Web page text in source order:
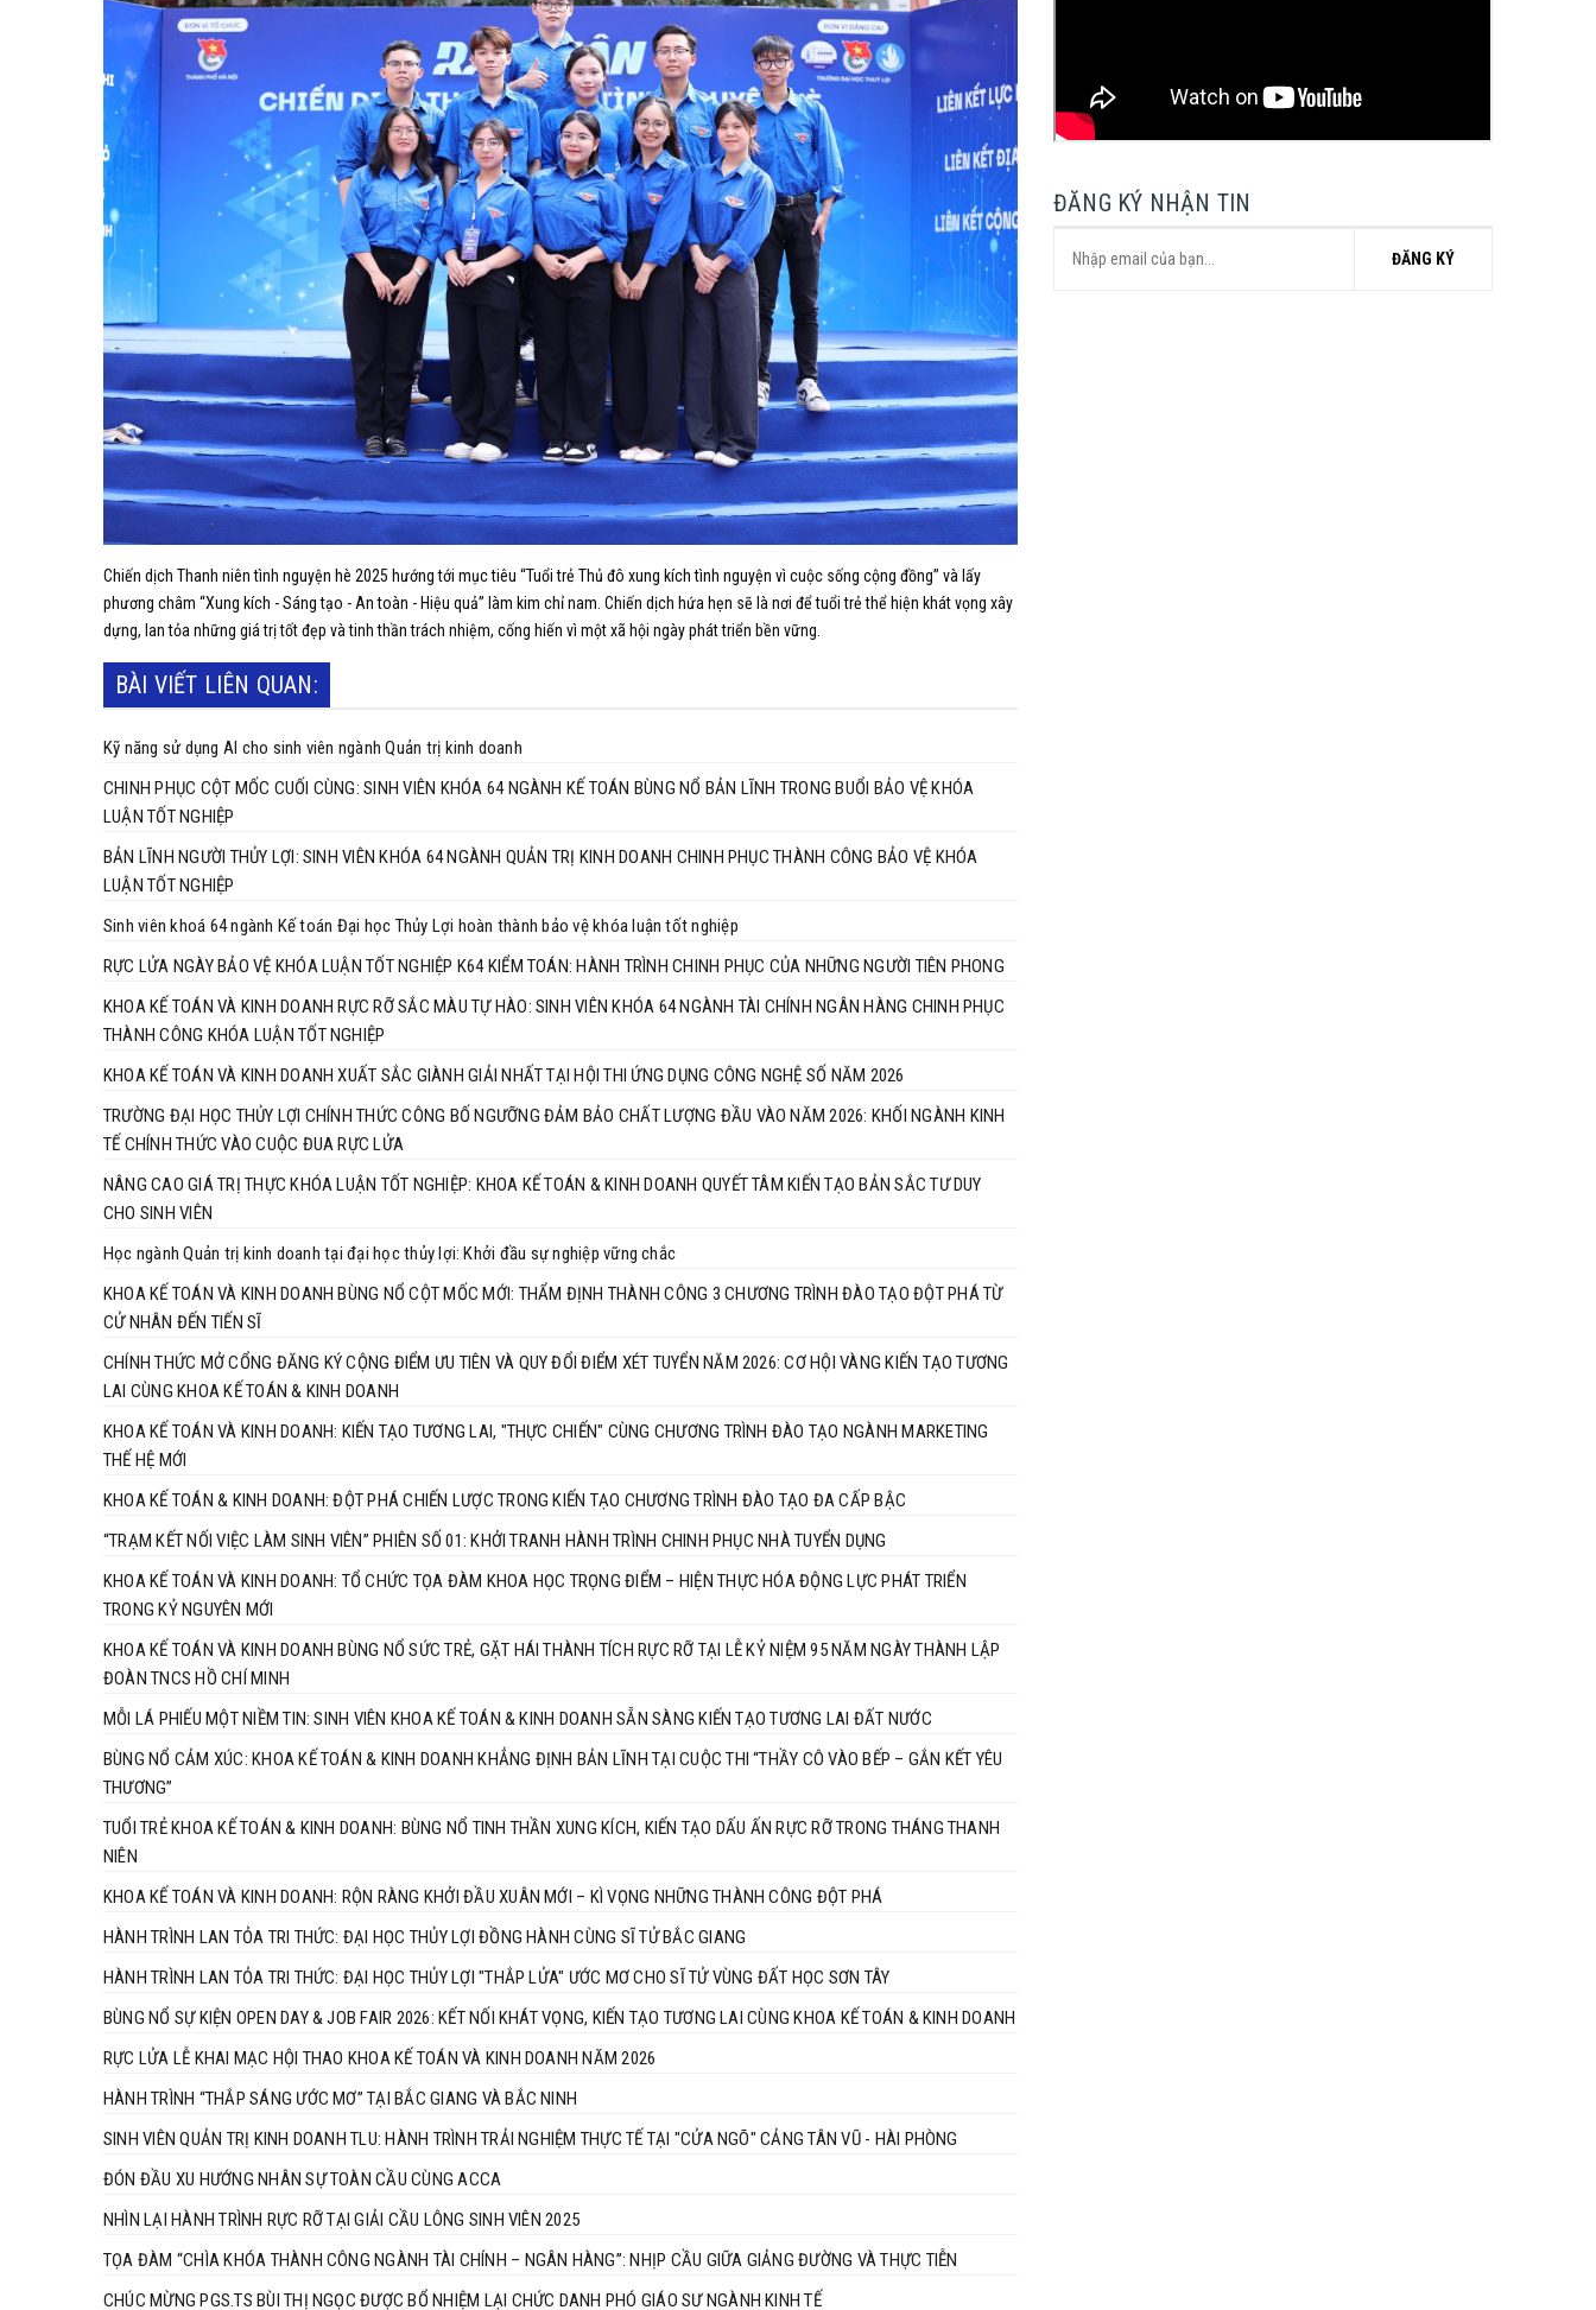
Chiến dịch Thanh niên tình nguyện hè 2025 hướng tới mục tiêu “Tuổi trẻ Thủ đô xung kích tình nguyện vì cuộc sống cộng đồng” và lấy
phương châm “Xung kích - Sáng tạo - An toàn - Hiệu quả” làm kim chỉ nam. Chiến dịch hứa hẹn sẽ là nơi để tuổi trẻ thể hiện khát vọng xây
dựng, lan tỏa những giá trị tốt đẹp và tinh thần trách nhiệm, cống hiến vì một xã hội ngày phát triển bền vững.
BÀI VIẾT LIÊN QUAN:
Kỹ năng sử dụng AI cho sinh viên ngành Quản trị kinh doanh
CHINH PHỤC CỘT MỐC CUỐI CÙNG: SINH VIÊN KHÓA 64 NGÀNH KẾ TOÁN BÙNG NỔ BẢN LĨNH TRONG BUỔI BẢO VỆ KHÓA
LUẬN TỐT NGHIỆP
BẢN LĨNH NGƯỜI THỦY LỢI: SINH VIÊN KHÓA 64 NGÀNH QUẢN TRỊ KINH DOANH CHINH PHỤC THÀNH CÔNG BẢO VỆ KHÓA
LUẬN TỐT NGHIỆP
Sinh viên khoá 64 ngành Kế toán Đại học Thủy Lợi hoàn thành bảo vệ khóa luận tốt nghiệp
RỰC LỬA NGÀY BẢO VỆ KHÓA LUẬN TỐT NGHIỆP K64 KIỂM TOÁN: HÀNH TRÌNH CHINH PHỤC CỦA NHỮNG NGƯỜI TIÊN PHONG
KHOA KẾ TOÁN VÀ KINH DOANH RỰC RỠ SẮC MÀU TỰ HÀO: SINH VIÊN KHÓA 64 NGÀNH TÀI CHÍNH NGÂN HÀNG CHINH PHỤC
THÀNH CÔNG KHÓA LUẬN TỐT NGHIỆP
KHOA KẾ TOÁN VÀ KINH DOANH XUẤT SẮC GIÀNH GIẢI NHẤT TẠI HỘI THI ỨNG DỤNG CÔNG NGHỆ SỐ NĂM 2026
TRƯỜNG ĐẠI HỌC THỦY LỢI CHÍNH THỨC CÔNG BỐ NGƯỠNG ĐẢM BẢO CHẤT LƯỢNG ĐẦU VÀO NĂM 2026: KHỐI NGÀNH KINH
TẾ CHÍNH THỨC VÀO CUỘC ĐUA RỰC LỬA
NÂNG CAO GIÁ TRỊ THỰC KHÓA LUẬN TỐT NGHIỆP: KHOA KẾ TOÁN & KINH DOANH QUYẾT TÂM KIẾN TẠO BẢN SẮC TƯ DUY
CHO SINH VIÊN
Học ngành Quản trị kinh doanh tại đại học thủy lợi: Khởi đầu sự nghiệp vững chắc
KHOA KẾ TOÁN VÀ KINH DOANH BÙNG NỔ CỘT MỐC MỚI: THẨM ĐỊNH THÀNH CÔNG 3 CHƯƠNG TRÌNH ĐÀO TẠO ĐỘT PHÁ TỪ
CỬ NHÂN ĐẾN TIẾN SĨ
CHÍNH THỨC MỞ CỔNG ĐĂNG KÝ CỘNG ĐIỂM ƯU TIÊN VÀ QUY ĐỔI ĐIỂM XÉT TUYỂN NĂM 2026: CƠ HỘI VÀNG KIẾN TẠO TƯƠNG
LAI CÙNG KHOA KẾ TOÁN & KINH DOANH
KHOA KẾ TOÁN VÀ KINH DOANH: KIẾN TẠO TƯƠNG LAI, "THỰC CHIẾN" CÙNG CHƯƠNG TRÌNH ĐÀO TẠO NGÀNH MARKETING
THẾ HỆ MỚI
KHOA KẾ TOÁN & KINH DOANH: ĐỘT PHÁ CHIẾN LƯỢC TRONG KIẾN TẠO CHƯƠNG TRÌNH ĐÀO TẠO ĐA CẤP BẬC
“TRẠM KẾT NỐI VIỆC LÀM SINH VIÊN” PHIÊN SỐ 01: KHỞI TRANH HÀNH TRÌNH CHINH PHỤC NHÀ TUYỂN DỤNG
KHOA KẾ TOÁN VÀ KINH DOANH: TỔ CHỨC TỌA ĐÀM KHOA HỌC TRỌNG ĐIỂM – HIỆN THỰC HÓA ĐỘNG LỰC PHÁT TRIỂN
TRONG KỶ NGUYÊN MỚI
KHOA KẾ TOÁN VÀ KINH DOANH BÙNG NỔ SỨC TRẺ, GẶT HÁI THÀNH TÍCH RỰC RỠ TẠI LỄ KỶ NIỆM 95 NĂM NGÀY THÀNH LẬP
ĐOÀN TNCS HỒ CHÍ MINH
MỖI LÁ PHIẾU MỘT NIỀM TIN: SINH VIÊN KHOA KẾ TOÁN & KINH DOANH SẴN SÀNG KIẾN TẠO TƯƠNG LAI ĐẤT NƯỚC
BÙNG NỔ CẢM XÚC: KHOA KẾ TOÁN & KINH DOANH KHẲNG ĐỊNH BẢN LĨNH TẠI CUỘC THI “THẦY CÔ VÀO BẾP – GẮN KẾT YÊU
THƯƠNG”
TUỔI TRẺ KHOA KẾ TOÁN & KINH DOANH: BÙNG NỔ TINH THẦN XUNG KÍCH, KIẾN TẠO DẤU ẤN RỰC RỠ TRONG THÁNG THANH
NIÊN
KHOA KẾ TOÁN VÀ KINH DOANH: RỘN RÀNG KHỞI ĐẦU XUÂN MỚI – KÌ VỌNG NHỮNG THÀNH CÔNG ĐỘT PHÁ
HÀNH TRÌNH LAN TỎA TRI THỨC: ĐẠI HỌC THỦY LỢI ĐỒNG HÀNH CÙNG SĨ TỬ BẮC GIANG
HÀNH TRÌNH LAN TỎA TRI THỨC: ĐẠI HỌC THỦY LỢI "THẮP LỬA" ƯỚC MƠ CHO SĨ TỬ VÙNG ĐẤT HỌC SƠN TÂY
BÙNG NỔ SỰ KIỆN OPEN DAY & JOB FAIR 2026: KẾT NỐI KHÁT VỌNG, KIẾN TẠO TƯƠNG LAI CÙNG KHOA KẾ TOÁN & KINH DOANH
RỰC LỬA LỄ KHAI MẠC HỘI THAO KHOA KẾ TOÁN VÀ KINH DOANH NĂM 2026
HÀNH TRÌNH “THẮP SÁNG ƯỚC MƠ” TẠI BẮC GIANG VÀ BẮC NINH
SINH VIÊN QUẢN TRỊ KINH DOANH TLU: HÀNH TRÌNH TRẢI NGHIỆM THỰC TẾ TẠI "CỬA NGÕ" CẢNG TÂN VŨ - HÀI PHÒNG
ĐÓN ĐẦU XU HƯỚNG NHÂN SỰ TOÀN CẦU CÙNG ACCA
NHÌN LẠI HÀNH TRÌNH RỰC RỠ TẠI GIẢI CẦU LÔNG SINH VIÊN 2025
TỌA ĐÀM “CHÌA KHÓA THÀNH CÔNG NGÀNH TÀI CHÍNH – NGÂN HÀNG”: NHỊP CẦU GIỮA GIẢNG ĐƯỜNG VÀ THỰC TIỄN
CHÚC MỪNG PGS.TS BÙI THỊ NGỌC ĐƯỢC BỔ NHIỆM LẠI CHỨC DANH PHÓ GIÁO SƯ NGÀNH KINH TẾ
ĐĂNG KÝ NHẬN TIN
ĐĂNG KÝ